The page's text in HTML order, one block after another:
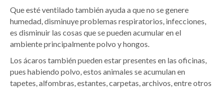
Que esté ventilado también ayuda a que no se genere
humedad, disminuye problemas respiratorios, infecciones,
es disminuir las cosas que se pueden acumular en el
ambiente principalmente polvo y hongos.
Los ácaros también pueden estar presentes en las oficinas,
pues habiendo polvo, estos animales se acumulan en
tapetes, alfombras, estantes, carpetas, archivos, entre otros